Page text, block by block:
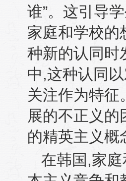
谁”。这引导
家庭和学校的
种新的认同时
中,这种认同
关注作为特征
展的不正义的
的精英主义概
在韩国 ,家